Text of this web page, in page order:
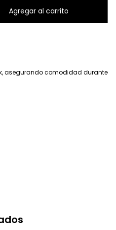
asegurando comodidad durante